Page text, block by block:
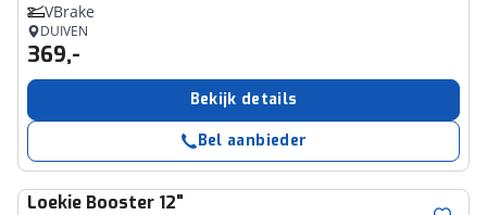
VBrake
DUIVEN
369,-
Bekijk details
Bel aanbieder
Loekie Booster 12"